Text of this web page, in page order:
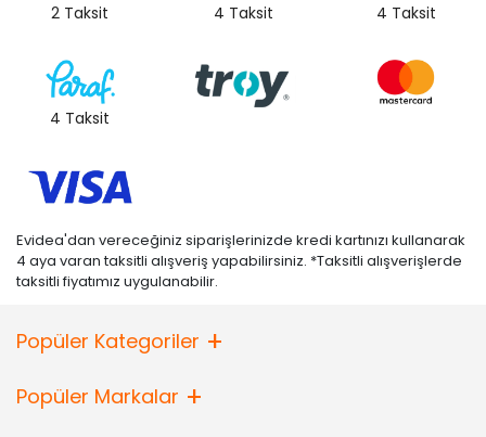
2 Taksit 4 Taksit 4 Taksit
4 Taksit
Evidea'dan vereceğiniz siparişlerinizde kredi kartınızı kullanarak
4 aya varan taksitli alışveriş yapabilirsiniz. *Taksitli alışverişlerde
taksitli fiyatımız uygulanabilir.
Popüler Kategoriler
Popüler Markalar